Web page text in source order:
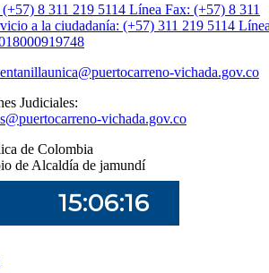
8 311 219 5114 Línea Fax: (+57) 8 311
a la ciudadanía: (+57) 311 219 5114
vichada.gov.co
Judiciales:
vichada.gov.co